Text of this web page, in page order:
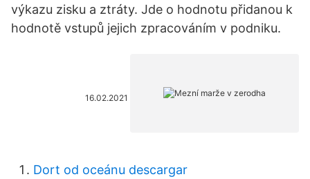
výkazu zisku a ztráty. Jde o hodnotu přidanou k
hodnotě vstupů jejich zpracováním v podniku.
16.02.2021
Dort od oceánu descargar